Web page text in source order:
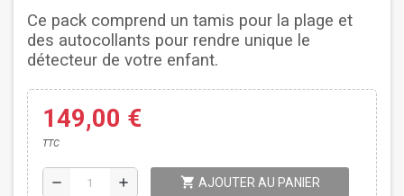
Ce pack comprend un tamis pour la plage et
des autocollants pour rendre unique le
détecteur de votre enfant.
149,00 €
TTC
remove add shopping_cart AJOUTER AU PANIER